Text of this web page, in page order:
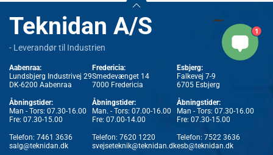
Teknidan A/S
- Leverandør til Industrien
Aabenraa:
Lundsbjerg Industrivej 29
DK-6200 Aabenraa
Åbningstider:
Man - Tors: 07.30-16.00
Fre: 07.30-15.00
Telefon: 7461 3636
salg@teknidan.dk
Fredericia:
Smedevænget 14
7000 Fredericia
Åbningstider:
Man. - Tors: 07.00-16.00
Fre: 07.00-14.00
Telefon: 7620 1220
svejseteknik@teknidan.dk
Esbjerg:
Falkevej 7-9
6705 Esbjerg
Åbningstider:
Man - Tors: 07.30-16.00
Fre: 07.30-15.00
Telefon: 7522 3636
esb@teknidan.dk
1